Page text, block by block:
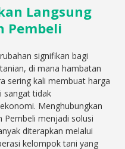
Langsung
Pembeli
signifikan bagi
di mana hambatan
sering kali membuat harga
sangat tidak
Menghubungkan
Pembeli menjadi solusi
diterapkan melalui
kelompok tani yang